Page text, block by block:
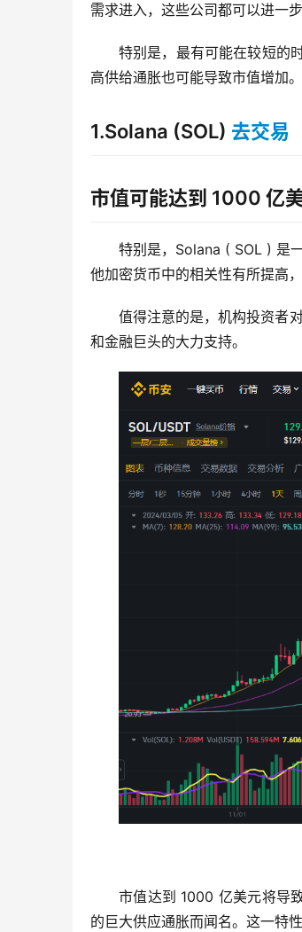
需求进入，这些公司都可以进一
特别是，最有可能在较短的
高供给通胀也可能导致市值增加。
1.Solana (SOL) 去交易
市值可能达到 1000 亿
特别是，Solana ( SOL ) 是
他加密货币中的相关性有所提高
值得注意的是，机构投资者
和金融巨头的大力支持。
Solana
市值达到 1000 亿美元将导
的巨大供应通胀而闻名。这一特